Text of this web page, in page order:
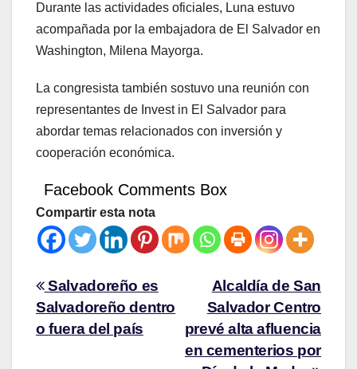
Durante las actividades oficiales, Luna estuvo
acompañada por la embajadora de El Salvador en
Washington, Milena Mayorga.
La congresista también sostuvo una reunión con
representantes de Invest in El Salvador para
abordar temas relacionados con inversión y
cooperación económica.
Facebook Comments Box
Compartir esta nota
Alcaldía de San
Salvador Centro
prevé alta afluencia
en cementerios por
Salvadoreño es
Salvadoreño dentro
o fuera del país